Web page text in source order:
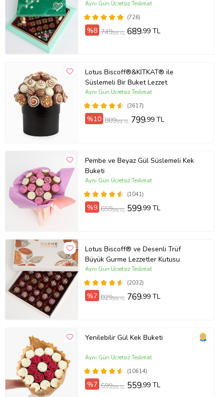
(726)
Aynı Gün Ücretsiz Teslimat
%8 749,99 TL 689,99 TL
Lotus Biscoff®&KITKAT® ile
Süslemeli Bir Buket Lezzet
(3617)
Aynı Gün Ücretsiz Teslimat
%10 889,99 TL 799,99 TL
Pembe ve Beyaz Gül Süslemeli Kek
Buketi
(1041)
Aynı Gün Ücretsiz Teslimat
%9 659,99 TL 599,99 TL
Lotus Biscoff® ve Desenli Trüf
Büyük Gurme Lezzetler Kutusu
(2032)
Aynı Gün Ücretsiz Teslimat
%7 829,99 TL 769,99 TL
Yenilebilir Gül Kek Buketi
(10614)
Aynı Gün Ücretsiz Teslimat
%7 599,99 TL 559,99 TL